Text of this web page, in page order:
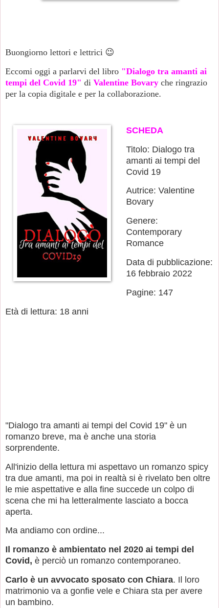
Buongiorno lettori e lettrici 😉
Eccomi oggi a parlarvi del libro "Dialogo tra amanti ai
tempi del Covid 19" di Valentine Bovary che ringrazio
per la copia digitale e per la collaborazione.
SCHEDA
Titolo: Dialogo tra
amanti ai tempi del
Covid 19
Autrice: Valentine
Bovary
Genere:
Contemporary
Romance
Data di pubblicazione:
16 febbraio 2022
Pagine: 147
Età di lettura: 18 anni
"Dialogo tra amanti ai tempi del Covid 19" è un
romanzo breve, ma è anche una storia
sorprendente.
All'inizio della lettura mi aspettavo un romanzo spicy
tra due amanti, ma poi in realtà si è rivelato ben oltre
le mie aspettative e alla fine succede un colpo di
scena che mi ha letteralmente lasciato a bocca
aperta.
Ma andiamo con ordine...
Il romanzo è ambientato nel 2020 ai tempi del
Covid, è perciò un romanzo contemporaneo.
Carlo è un avvocato sposato con Chiara. Il loro
matrimonio va a gonfie vele e Chiara sta per avere
un bambino.